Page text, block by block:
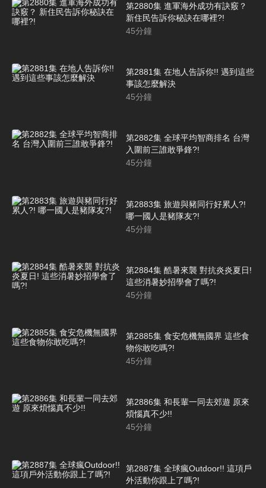
第2880集 進軍海外成功有訣竅？
新住民告訴你秘訣在哪裡?!
45分鐘
第2881集 在地人告訴你!! 遇到這些
事該怎麼解決
45分鐘
第2882集 全球平均智商排名 台灣
入圍前三誰敢爭鋒?!
45分鐘
第2883集 旅遊與豬同行好累人?!
哪一國人是豬隊友?!
45分鐘
第2884集 酷暑來襲 對抗炎炎夏日!
這些消暑妙招學會了嗎?!
45分鐘
第2885集 食安危機無國界 這些食
物你敢吃嗎?!
45分鐘
第2886集 和長輩一同去郊遊 原來
煩惱真不少!!
45分鐘
第2887集 全球瘋Outdoor!! 這項戶
外活動你跟上了嗎?!